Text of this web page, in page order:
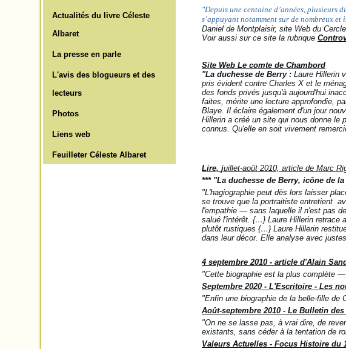
Actualités du livre Céleste
Albaret
La presse en parle
L'avis des blogueurs et des
lecteurs
Photos
Liens web
Feuilleter Céleste Albaret
"Depuis une centaine d’années, plusieurs
s’appuyant notamment sur de nombreux
Daniel de Montplaisir, site Web du
Voir aussi sur ce site la rubrique
Site Web Le comte de Chambord
"La duchesse de Berry : Laure Hillerin
pris évident contre Charles X et le
des fonds privés jusqu'à aujourd'hui
faites, mérite une lecture approfondie,
Blaye. Il éclaire également d'un jour
Hillerin a créé un site qui nous donne le
connus. Qu'elle en soit vivement
Lire, juillet-août 2010, article de Marc
*** "La duchesse de Berry, icône de
"L'hagiographie peut dès lors laisser
se trouve que la portraitiste entretient
l'empathie — sans laquelle il n'est pas
salué l'intérêt. {…} Laure Hillerin retrace
plutôt rustiques {…} Laure Hillerin
dans leur décor. Elle analyse avec
4 septembre 2010 - article d'Alain
"Cette biographie est la plus complète
Septembre 2020 - L'Escritoire - Les
"Enfin une biographie de la belle-fille de
Août-septembre 2010 - Le Bulletin des
"On ne se lasse pas, à vrai dire, de
existants, sans céder à la tentation de
Valeurs Actuelles - Focus Histoire du